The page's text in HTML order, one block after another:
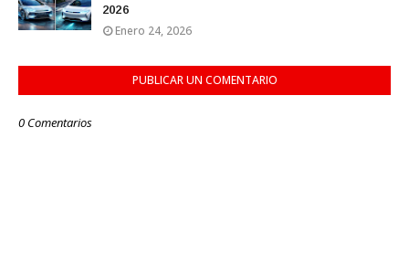
2026
Enero 24, 2026
PUBLICAR UN COMENTARIO
0 Comentarios